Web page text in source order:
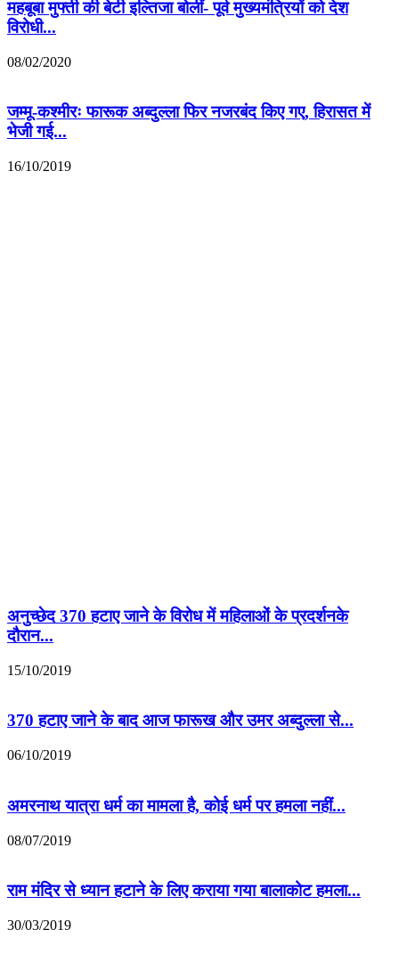
महबूबा मुफ्ती की बेटी इल्तिजा बोलीं- पूर्व मुख्यमंत्रियों को देश
विरोधी...
08/02/2020
जम्मू-कश्मीरः फारूक अब्दुल्ला फिर नजरबंद किए गए, हिरासत में
भेजी गई...
16/10/2019
अनुच्छेद 370 हटाए जाने के विरोध में महिलाओं के प्रदर्शनके
दौरान...
15/10/2019
370 हटाए जाने के बाद आज फारूख और उमर अब्दुल्ला से...
06/10/2019
अमरनाथ यात्रा धर्म का मामला है, कोई धर्म पर हमला नहीं...
08/07/2019
राम मंदिर से ध्यान हटाने के लिए कराया गया बालाकोट हमला...
30/03/2019